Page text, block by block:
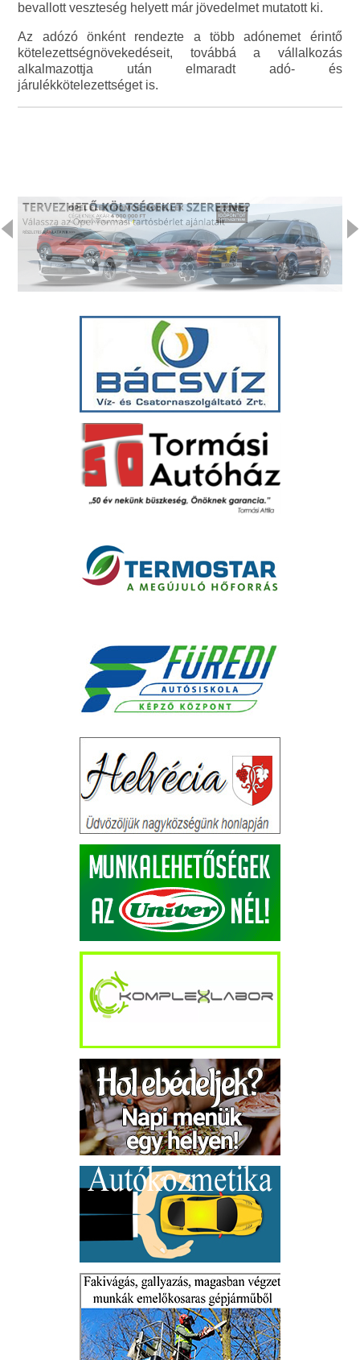
bevallott veszteség helyett már jövedelmet mutatott ki.
Az adózó önként rendezte a több adónemet érintő
kötelezettségnövekedéseit, továbbá a vállalkozás
alkalmazottja után elmaradt adó- és
járulékkötelezettséget is.